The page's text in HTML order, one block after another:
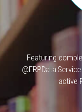
Featuring
active